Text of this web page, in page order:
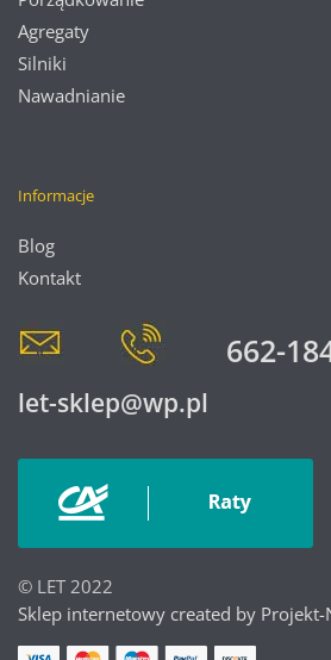
Agregaty
Silniki
Nawadnianie
Informacje
Blog
Kontakt
662-
let-sklep@wp.pl
© LET 2022
Sklep internetowy created by Projekt-